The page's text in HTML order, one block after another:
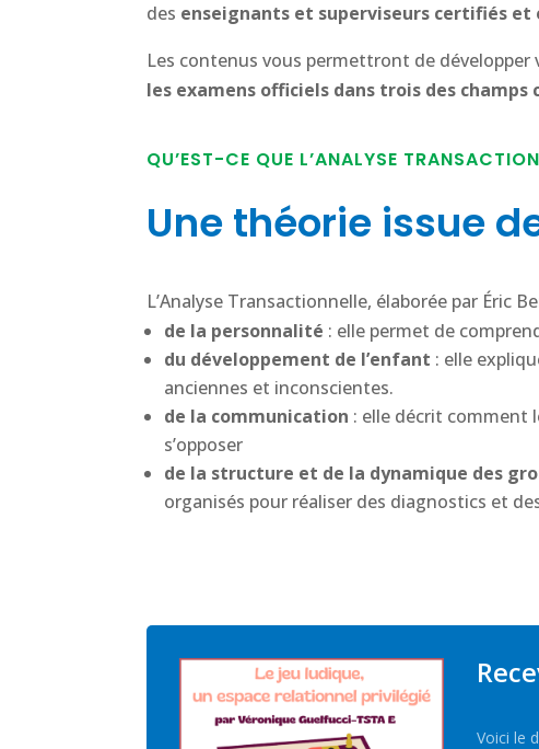
des enseignants et superviseurs certifiés et
Les contenus vous permettront de
les examens officiels dans trois des
QU’EST-CE QUE L’ANALYSE
Une théorie issue
L’Analyse Transactionnelle, élaborée par Éric
de la personnalité : elle permet de
du développement de l’enfant : elle
anciennes et inconscientes.
de la communication : elle décrit comment
s’opposer
de la structure et de la dynamique des
organisés pour réaliser des diagnostics et
Voici le